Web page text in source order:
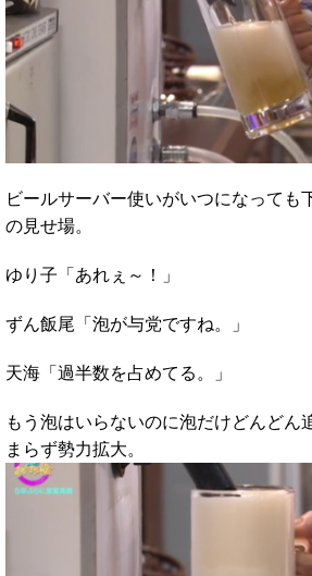
ビールサーバー使いがいつになっても
の見せ場。
ゆり子「あれぇ～！」
ずん飯尾「泡が与党ですね。」
天海「過半数を占めてる。」
もう泡はいらないのに泡だけどんどん
まらず勢力拡大。